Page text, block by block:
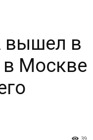
вышел в
Москве
39